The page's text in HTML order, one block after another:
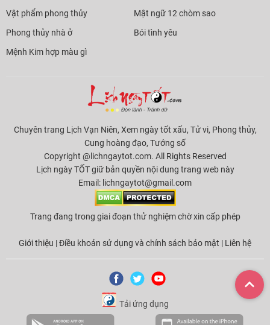
Vật phẩm phong thủy
Phong thủy nhà ở
Mệnh Kim hợp màu gì
Mật ngữ 12 chòm sao
Bói tình yêu
Chuyên trang Lịch Vạn Niên, Xem ngày tốt xấu, Tử vi, Phong thủy,
Cung hoàng đạo, Tướng số
Copyright @lichngaytot.com. All Rights Reserved
Lịch ngày TỐT giữ bản quyền nội dung trang web này
Email: lichngaytot@gmail.com
Trang đang trong giai đoạn thử nghiệm chờ xin cấp phép
Giới thiệu |Điều khoản sử dụng và chính sách bảo mật | Liên hệ
Tải ứng dụng